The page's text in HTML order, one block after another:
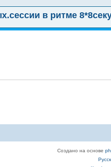
в ритме
Создано на основе